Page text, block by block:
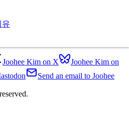
유
Joohee Kim on X
Joohee Kim on
Send an email to Joohee